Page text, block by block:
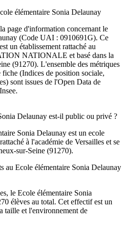
élémentaire Sonia Delaunay
page d'information concernant le
(Code UAI : 0910691G). Ce
est un établissement rattaché au
NATIONALE et basé dans la
(91270). L'ensemble des métriques
fiche (Indices de position sociale,
sont issues de l'Open Data de
Delaunay est-il public ou privé ?
Sonia Delaunay est un ecole
à l'académie de Versailles et se
sur-Seine (91270).
au Ecole élémentaire Sonia Delaunay
le Ecole élémentaire Sonia
élèves au total. Cet effectif est un
taille et l'environnement de